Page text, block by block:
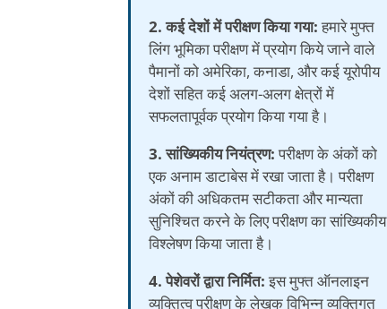
2. कई देशों में परीक्षण किया गया:हमारे मुफ्त
लिंग भूमिका परीक्षण में प्रयोग किये जाने वाले
पैमानों को अमेरिका, कनाडा, और कई यूरोपीय
देशों सहित कई अलग-अलग क्षेत्रों में
सफलतापूर्वक प्रयोग किया गया है।
3. सांख्यिकीय नियंत्रण:परीक्षण के अंकों को
एक अनाम डाटाबेस में रखा जाता है। परीक्षण
अंकों की अधिकतम सटीकता और मान्यता
सुनिश्चित करने के लिए परीक्षण का सांख्यिकीय
विश्लेषण किया जाता है।
4. पेशेवरों द्वारा निर्मित:इस मुफ्त ऑनलाइन
व्यक्तित्व परीक्षण के लेखक विभिन्न व्यक्तिगत